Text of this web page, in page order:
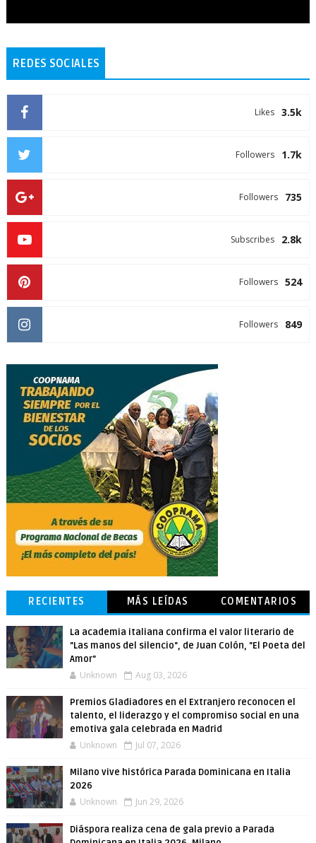
REDES SOCIALES
3.5k
Likes
1.7k
Followers
735
Followers
2.8k
Subscribes
524
Followers
849
Followers
RECIENTES MÁS LEÍDAS COMENTARIOS
La academia italiana confirma el valor literario de
"Las manos del silencio", de Juan Colón, "El Poeta del
Amor"
Unknown Aug 03, 2026
Premios Gladiadores en el Extranjero reconocen el
talento, el liderazgo y el compromiso social en una
emotiva gala celebrada en Madrid
Unknown Jul 07, 2026
Milano vive histórica Parada Dominicana en Italia
2026
Unknown Jun 29, 2026
Diáspora realiza cena de gala previo a Parada